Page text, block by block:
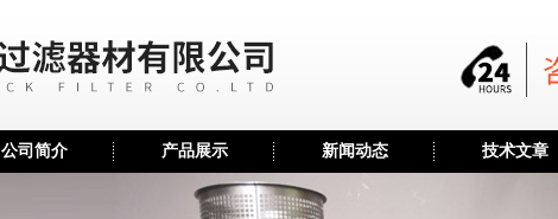
公司简介 产品展示 新闻动态 技术文章